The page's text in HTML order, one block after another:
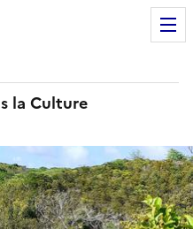
la Culture